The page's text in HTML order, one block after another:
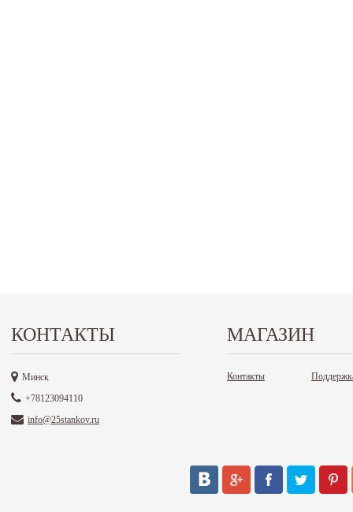
КОНТАКТЫ
Минск
+78123094110
info@25stankov.ru
МАГАЗИН
Контакты